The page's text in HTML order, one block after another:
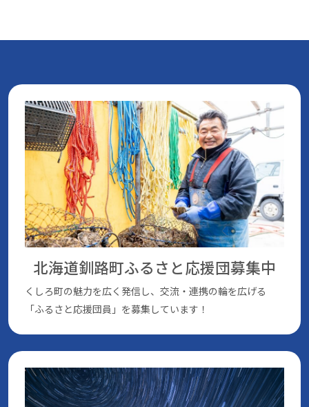
北海道釧路町ふるさと応援団募集中
くしろ町の魅⼒を広く発信し、交流・連携の輪を広げる
「ふるさと応援団員」を募集しています！